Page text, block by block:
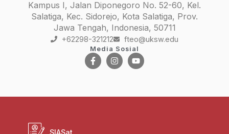
Kampus I, Jalan Diponegoro No. 52-60, Kel.
Salatiga, Kec. Sidorejo, Kota Salatiga, Prov.
Jawa Tengah, Indonesia, 50711
+62298-321212 fteo@uksw.edu
Media Sosial